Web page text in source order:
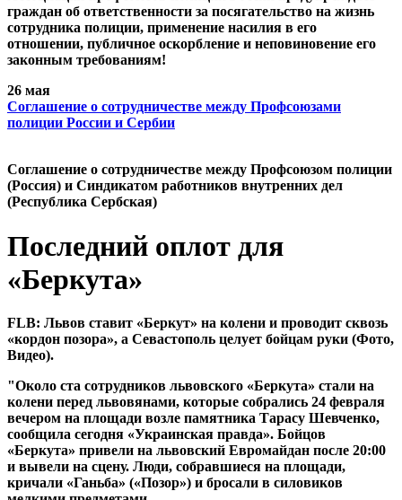
граждан об ответственности за посягательство на жизнь
сотрудника полиции, применение насилия в его
отношении, публичное оскорбление и неповиновение его
законным требованиям!
26 мая
Cоглашение о сотрудничестве между Профсоюзами
полиции России и Сербии
Cоглашение о сотрудничестве между Профсоюзом полиции
(Россия) и Синдикатом работников внутренних дел
(Республика Сербская)
Последний оплот для
«Беркута»
FLB: Львов ставит «Беркут» на колени и проводит сквозь
«кордон позора», а Севастополь целует бойцам руки (Фото,
Видео).
"Около ста сотрудников львовского «Беркута» стали на
колени перед львовянами, которые собрались 24 февраля
вечером на площади возле памятника Тарасу Шевченко,
сообщила сегодня «Украинская правда». Бойцов
«Беркута» привели на львовский Евромайдан после 20:00
и вывели на сцену. Люди, собравшиеся на площади,
кричали «Ганьба» («Позор») и бросали в силовиков